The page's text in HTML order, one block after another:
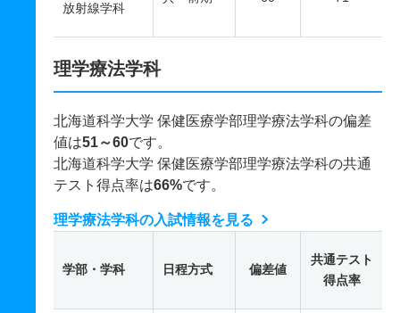
放射線学科
理学療法学科
北海道科学大学 保健医療学部理学療法学科の偏差
値は51～60です。
北海道科学大学 保健医療学部理学療法学科の共通
テスト得点率は66%です。
理学療法学科の入試情報を見る
学部・学科 日程方式 偏差値
共通テスト
得点率